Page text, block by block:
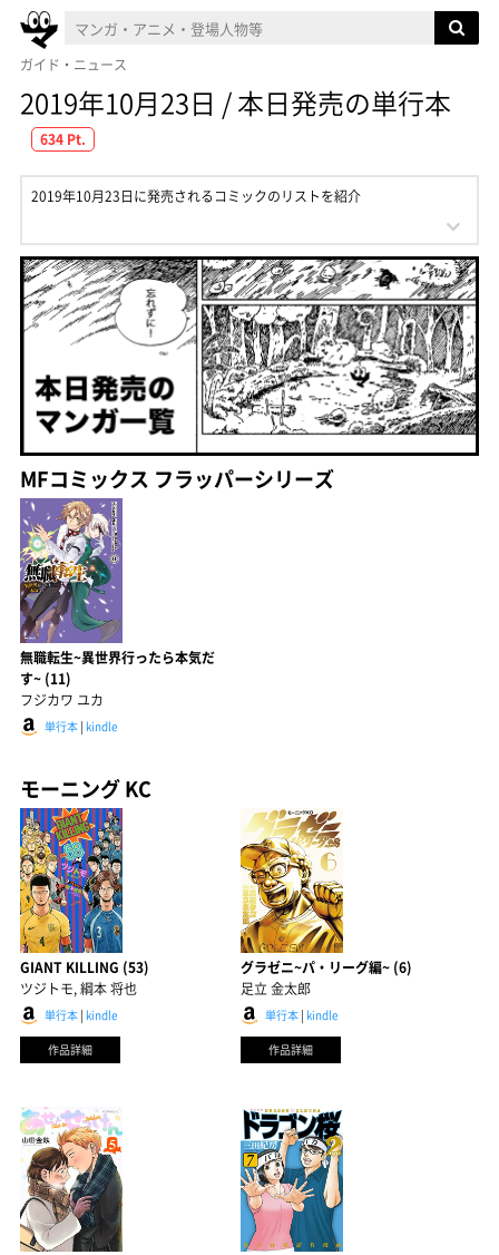
ガイド・ニュース
2019年10月23日 / 本日発売の単行本
634 Pt.
2019年10月23日に発売されるコミックのリストを紹介
MFコミックス フラッパーシリーズ
無職転生~異世界行ったら本気だ
す~ (11)
フジカワ ユカ
単行本 | kindle
モーニング KC
GIANT KILLING (53)
ツジトモ, 綱本 将也
単行本 | kindle
作品詳細
グラゼニ~パ・リーグ編~ (6)
足立 金太郎
単行本| kindle
作品詳細